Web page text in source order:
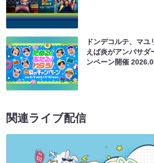
ドンデコルテ、マユ
えば炎がアンバサダ
ンペーン開催
関連ライブ配信